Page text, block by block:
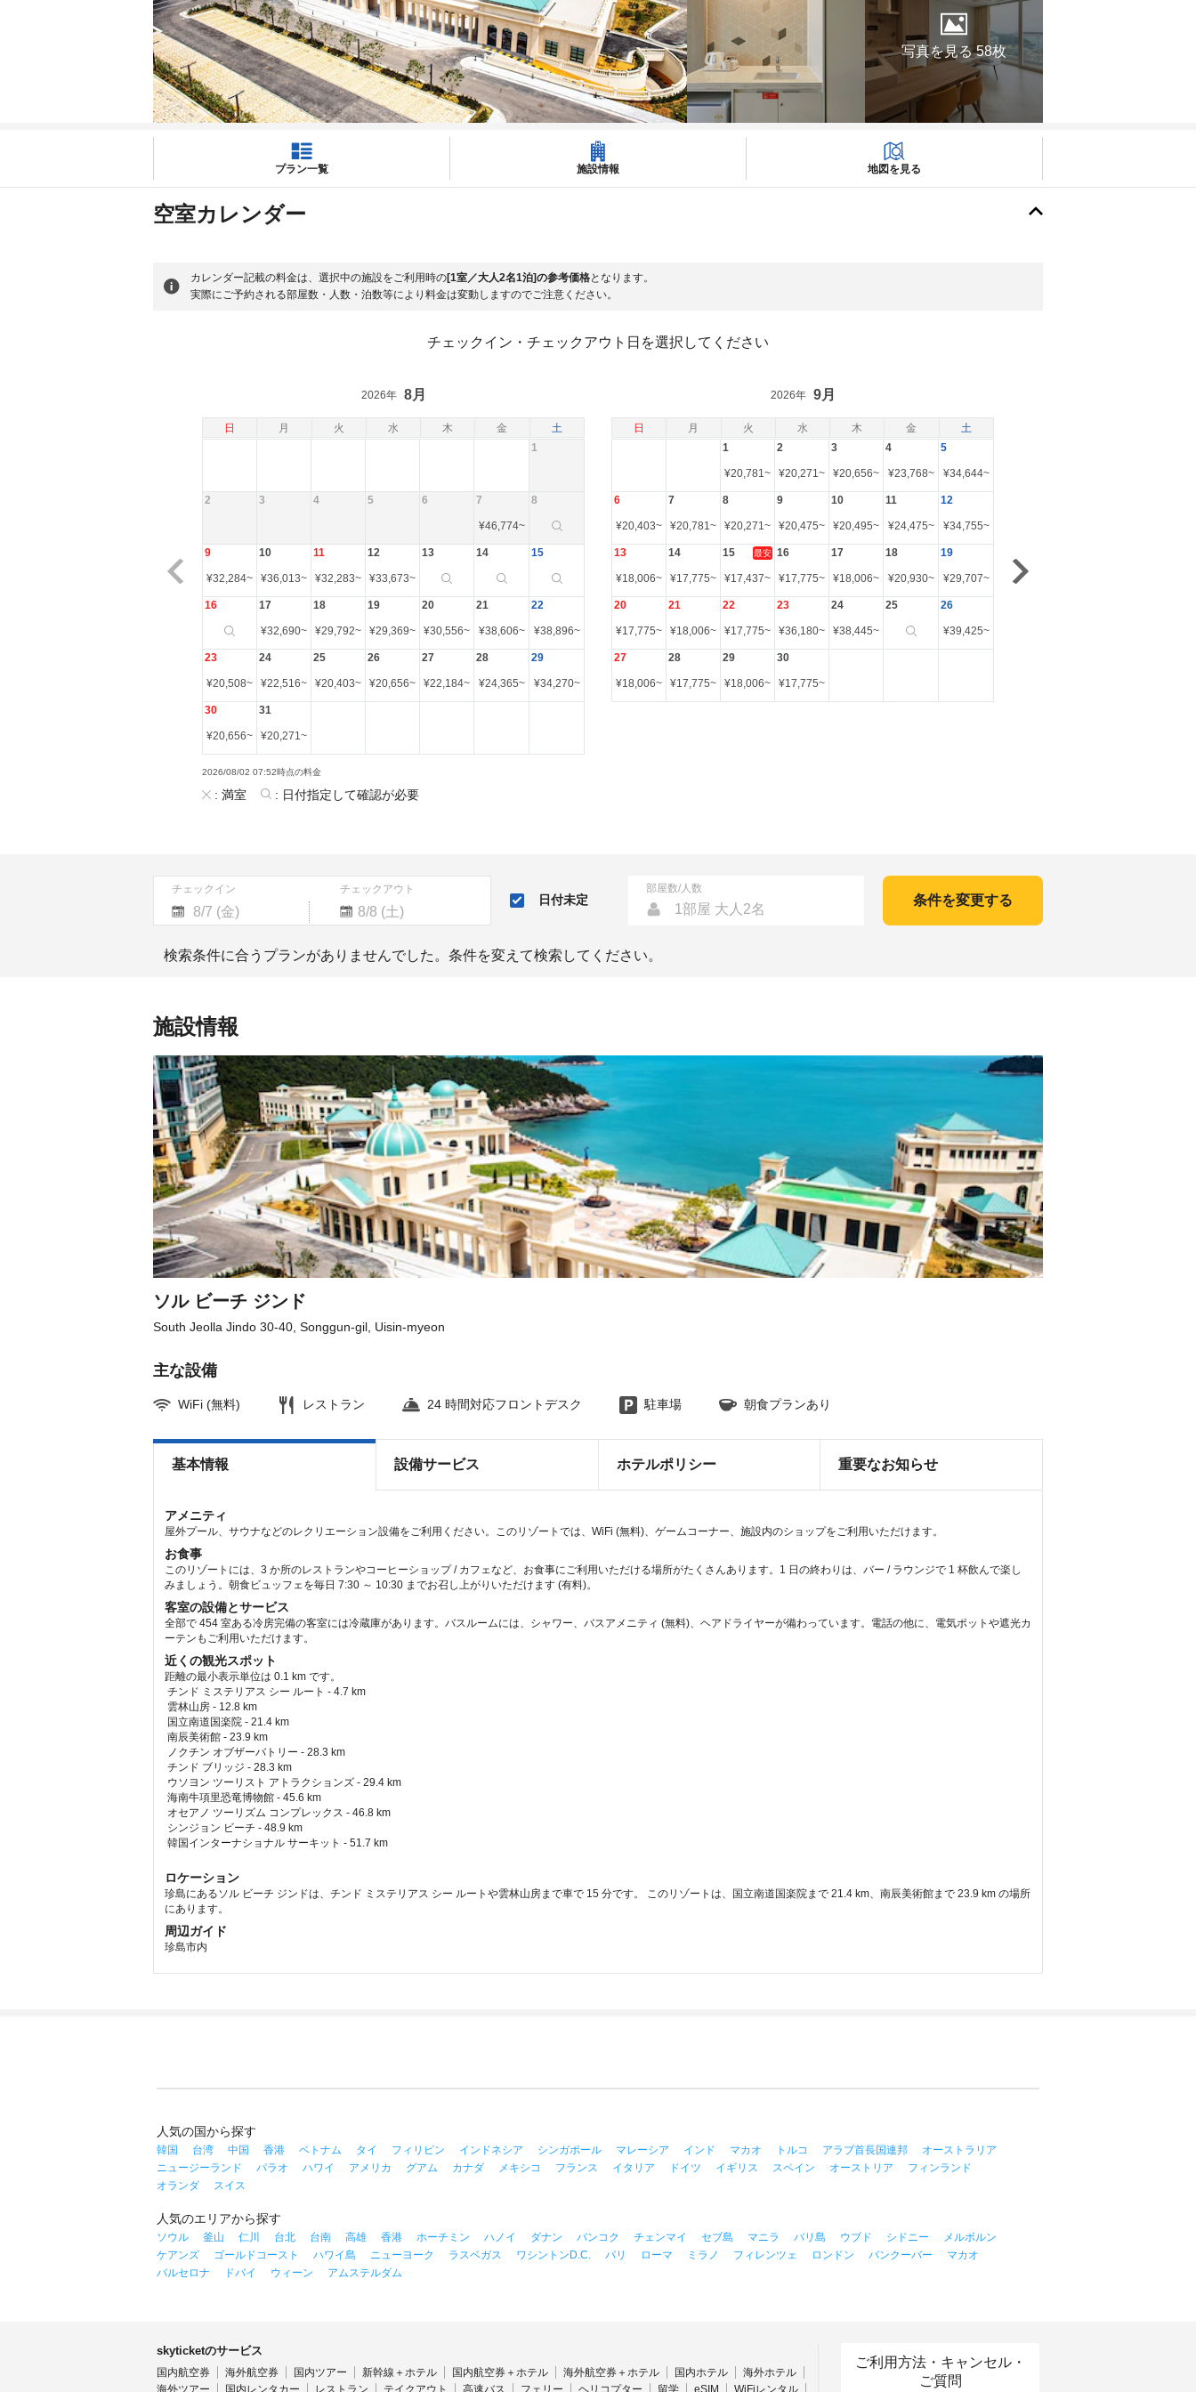
写真を見る 58枚
プラン一覧 施設情報 地図を見る
空室カレンダー
カレンダー記載の料金は、選択中の施設をご利用時の[1室／大人2名1泊]の参考価格となります。
実際にご予約される部屋数・人数・泊数等により料金は変動しますのでご注意ください。
チェックイン・チェックアウト日を選択してください
日 月 火 水 木 金 土 日 月 火 水 木 金 土
2026年 8月
1
2 3 4 5 6 7
¥46,774~
8
9
¥32,284~
10
¥36,013~
11
¥32,283~
12
¥33,673~
13 14 15
16 17
¥32,690~
18
¥29,792~
19
¥29,369~
20
¥30,556~
21
¥38,606~
22
¥38,896~
23
¥20,508~
24
¥22,516~
25
¥20,403~
26
¥20,656~
27
¥22,184~
28
¥24,365~
29
¥34,270~
30
¥20,656~
31
¥20,271~
2026年 9月
1
¥20,781~
2
¥20,271~
3
¥20,656~
4
¥23,768~
5
¥34,644~
6
¥20,403~
7
¥20,781~
8
¥20,271~
9
¥20,475~
10
¥20,495~
11
¥24,475~
12
¥34,755~
13
¥18,006~
14
¥17,775~
15 最安
¥17,437~
16
¥17,775~
17
¥18,006~
18
¥20,930~
19
¥29,707~
20
¥17,775~
21
¥18,006~
22
¥17,775~
23
¥36,180~
24
¥38,445~
25 26
¥39,425~
27
¥18,006~
28
¥17,775~
29
¥18,006~
30
¥17,775~
2026/08/02 07:52時点の料金
: 満室 : 日付指定して確認が必要
チェックイン チェックアウト
Navigate
forward
to
calendar
and
select
a
date.
Press
the
question
mark
key
to
get
the
keyboard
shortcuts
for
changing
dates.
Navigate
to
select
a
date.
Press
the
question
mark
key
to
get
the
keyboard
shortcuts
for
changing
日付未定
部屋数/人数
1部屋 大人2名
条件を変更する
検索条件に合うプランがありませんでした。条件を変えて検索してください。
施設情報
ソル ビーチ ジンド
South Jeolla Jindo 30-40, Songgun-gil, Uisin-myeon
主な設備
WiFi (無料) レストラン 24 時間対応フロントデスク 駐車場 朝食プランあり
基本情報 設備サービス ホテルポリシー 重要なお知らせ
アメニティ
屋外プール、サウナなどのレクリエーション設備をご利用ください。このリゾートでは、WiFi (無料)、ゲームコーナー、施設内のショップをご利用いただけます。
お食事
このリゾートには、3 か所のレストランやコーヒーショップ / カフェなど、お食事にご利用いただける場所がたくさんあります。1 日の終わりは、バー / ラウンジで 1 杯飲んで楽し
みましょう。朝食ビュッフェを毎日 7:30 ～ 10:30 までお召し上がりいただけます (有料)。
客室の設備とサービス
全部で 454 室ある冷房完備の客室には冷蔵庫があります。バスルームには、シャワー、バスアメニティ (無料)、ヘアドライヤーが備わっています。電話の他に、電気ポットや遮光カ
ーテンもご利用いただけます。
近くの観光スポット
距離の最小表示単位は 0.1 km です。
チンド ミステリアス シー ルート - 4.7 km
雲林山房 - 12.8 km
国立南道国楽院 - 21.4 km
南辰美術館 - 23.9 km
ノクチン オブザーバトリー - 28.3 km
チンド ブリッジ - 28.3 km
ウソヨン ツーリスト アトラクションズ - 29.4 km
海南牛項里恐竜博物館 - 45.6 km
オセアノ ツーリズム コンプレックス - 46.8 km
シンジョン ビーチ - 48.9 km
韓国インターナショナル サーキット - 51.7 km
ロケーション
珍島にあるソル ビーチ ジンドは、チンド ミステリアス シー ルートや雲林山房まで車で 15 分です。 このリゾートは、国立南道国楽院まで 21.4 km、南辰美術館まで 23.9 km の場所
にあります。
周辺ガイド
珍島市内
人気の国から探す
韓国 台湾 中国 香港 ベトナム タイ フィリピン インドネシア シンガポール マレーシア インド マカオ トルコ アラブ首長国連邦
オーストラリア
ニュージーランド
パラオ ハワイ アメリカ グアム カナダ メキシコ フランス イタリア ドイツ イギリス スペイン オーストリア
フィンランド
オランダ
スイス
人気のエリアから探す
ソウル 釜山 仁川 台北 台南 高雄 香港 ホーチミン ハノイ ダナン バンコク チェンマイ セブ島 マニラ バリ島 ウブド シドニー
メルボルン
ケアンズ
ゴールドコースト ハワイ島 ニューヨーク ラスベガス ワシントンD.C. パリ ローマ ミラノ フィレンツェ ロンドン バンクーバー
マカオ
バルセロナ
ドバイ ウィーン アムステルダム